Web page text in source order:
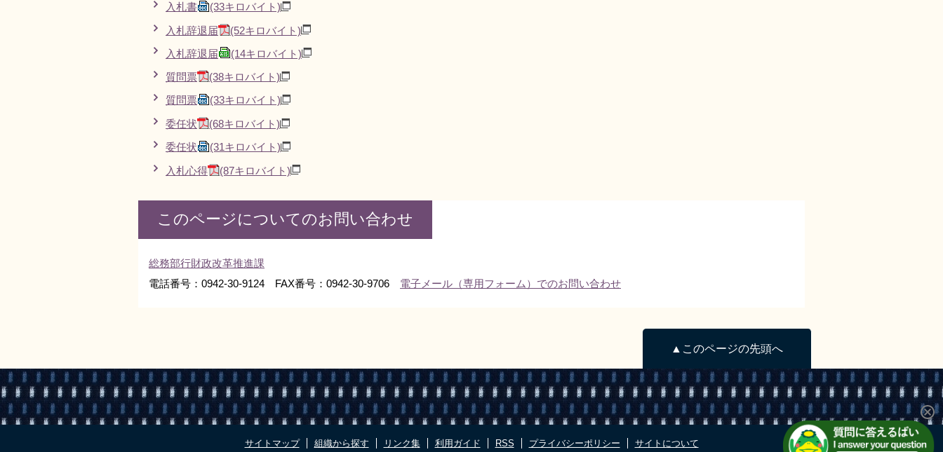
入札書
(33キロバイト)
入札辞退届
(52キロバイト)
入札辞退届
(14キロバイト)
質問票
(38キロバイト)
質問票
(33キロバイト)
委任状
(68キロバイト)
委任状
(31キロバイト)
入札心得
(87キロバイト)
このページについてのお問い合わせ
総務部行財政改革推進課
電話番号：0942-30-9124 FAX番号：0942-30-9706 電子メール（専用フォーム）でのお問い合わせ
▲このページの先頭へ
サイトマップ 組織から探す リンク集 利用ガイド RSS プライバシーポリシー サイトについて